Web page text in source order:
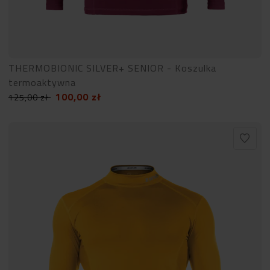
THERMOBIONIC SILVER+ SENIOR - Koszulka
termoaktywna
125,00zł 100,00 zł